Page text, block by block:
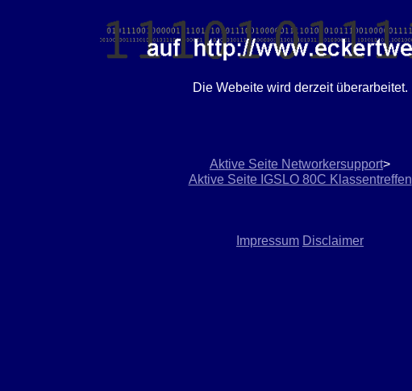
Die Webeite wird derzeit überarbeitet.
Aktive Seite Networkersupport>
Aktive Seite IGSLO 80C Klassentreffen
Impressum Disclaimer